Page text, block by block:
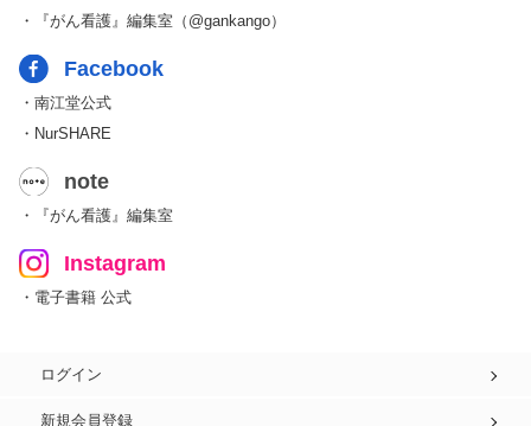
・『がん看護』編集室（@gankango）
Facebook
・南江堂公式
・NurSHARE
note
・『がん看護』編集室
Instagram
・電子書籍 公式
ログイン
新規会員登録